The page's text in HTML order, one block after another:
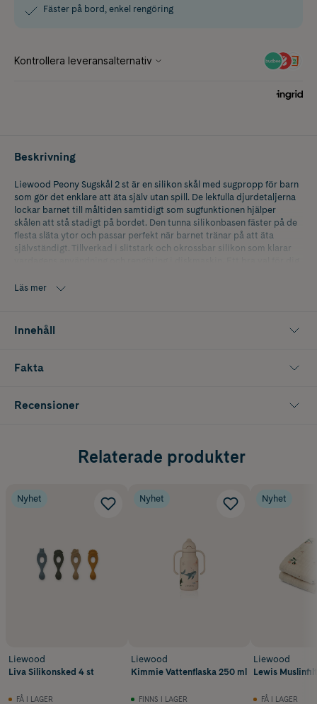
Fäster på bord, enkel rengöring
Beskrivning
Liewood Peony Sugskål 2 st är en silikon skål med sugpropp för barn
som gör det enklare att äta själv utan spill. De lekfulla djurdetaljerna
lockar barnet till måltiden samtidigt som sugfunktionen hjälper
skålen att stå stadigt på bordet. Den tunna silikonbasen fäster på de
flesta släta ytor och passar perfekt när barnet tränar på att äta
självständigt. Tillverkad i slitstark och okrossbar silikon som klarar
matningsskål för små barn.
Läs mer
Innehåll
Fakta
Recensioner
Relaterade produkter
Nyhet
Liewood
Liva Silikonsked 4 st
FÅ I LAGER
Nyhet
Liewood
Kimmie Vattenflaska 250 ml
FINNS I LAGER
Nyhet
Liewood
Lewis
FÅ I LAGER